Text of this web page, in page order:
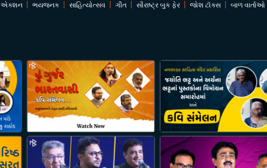
એક્શન ભયજનક સાહિત્યોત્સવ ગીત સૌરાષ્ટ્ર બુક ફેર જોશ ટૉક્સ બાળ વાર્તાઓ